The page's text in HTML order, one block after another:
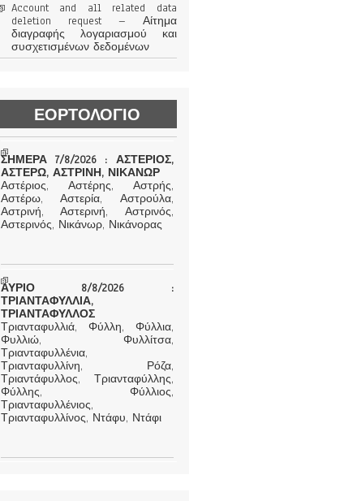
Account and all related data
deletion request – Αίτημα
διαγραφής λογαριασμού και
συσχετισμένων δεδομένων
ΕΟΡΤΟΛΟΓΙΟ
ΣΗΜΕΡΑ 7/8/2026 : ΑΣΤΕΡΙΟΣ,
ΑΣΤΕΡΩ, ΑΣΤΡΙΝΗ, ΝΙΚΑΝΩΡ
Αστέριος, Αστέρης, Αστρής,
Αστέρω, Αστερία, Αστρούλα,
Αστρινή, Αστερινή, Αστρινός,
Αστερινός, Νικάνωρ, Νικάνορας
ΑΥΡΙΟ 8/8/2026 :
ΤΡΙΑΝΤΑΦΥΛΛΙΑ,
ΤΡΙΑΝΤΑΦΥΛΛΟΣ
Τριανταφυλλιά, Φύλλη, Φύλλια,
Φυλλιώ, Φυλλίτσα,
Τριανταφυλλένια,
Τριανταφυλλίνη, Ρόζα,
Τριαντάφυλλος, Τριανταφύλλης,
Φύλλης, Φύλλιος,
Τριανταφυλλένιος,
Τριανταφυλλίνος, Ντάφυ, Ντάφι